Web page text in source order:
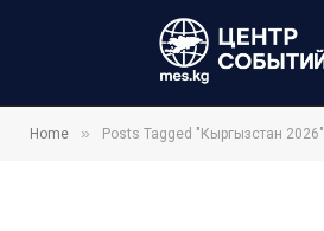
Home » Posts Tagged "Кыргызстан 2026"